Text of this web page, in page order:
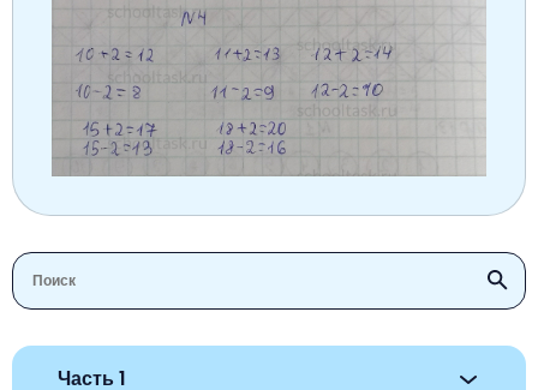
Немецкий язык
География
История
Технология
История
ОБЖ
География
Часть 1